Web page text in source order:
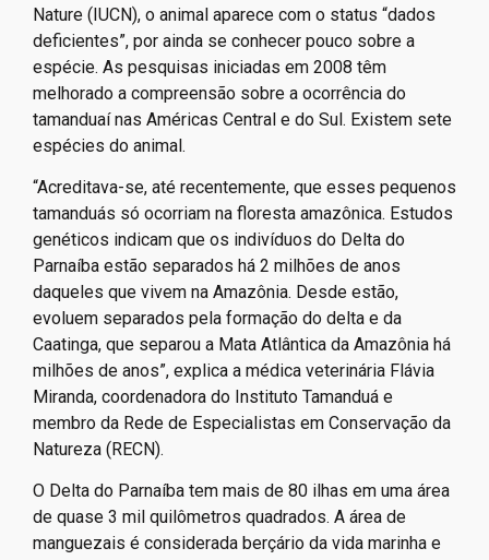
Nature (IUCN), o animal aparece com o status “dados
deficientes”, por ainda se conhecer pouco sobre a
espécie. As pesquisas iniciadas em 2008 têm
melhorado a compreensão sobre a ocorrência do
tamanduaí nas Américas Central e do Sul. Existem sete
espécies do animal.
“Acreditava-se, até recentemente, que esses pequenos
tamanduás só ocorriam na floresta amazônica. Estudos
genéticos indicam que os indivíduos do Delta do
Parnaíba estão separados há 2 milhões de anos
daqueles que vivem na Amazônia. Desde estão,
evoluem separados pela formação do delta e da
Caatinga, que separou a Mata Atlântica da Amazônia há
milhões de anos”, explica a médica veterinária Flávia
Miranda, coordenadora do Instituto Tamanduá e
membro da Rede de Especialistas em Conservação da
Natureza (RECN).
O Delta do Parnaíba tem mais de 80 ilhas em uma área
de quase 3 mil quilômetros quadrados. A área de
manguezais é considerada berçário da vida marinha e